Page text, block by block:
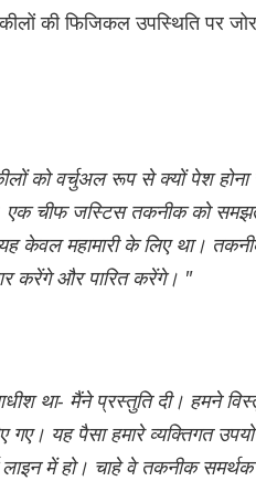
की फिजिकल उपस्थिति पर
को वर्चुअल रूप से क्यों पेश
चीफ जस्टिस तकनीक को
केवल महामारी के लिए था।
करेंगे और पारित करेंगे। "
था- मैंने प्रस्तुति दी। हमने
गए। यह पैसा हमारे व्यक्तिगत
में हो। चाहे वे तकनीक समर्थक